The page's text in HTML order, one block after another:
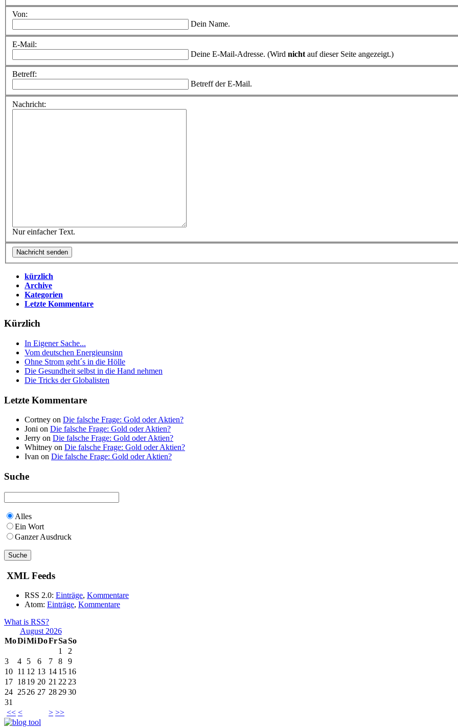
Von:
Dein Name.
E-Mail:
Deine E-Mail-Adresse. (Wird nicht auf dieser Seite angezeigt.)
Betreff:
Betreff der E-Mail.
Nachricht:
Nur einfacher Text.
kürzlich
Archive
Kategorien
Letzte Kommentare
Kürzlich
In Eigener Sache...
Vom deutschen Energieunsinn
Ohne Strom geht´s in die Hölle
Die Gesundheit selbst in die Hand nehmen
Die Tricks der Globalisten
Letzte Kommentare
Cortney on Die falsche Frage: Gold oder Aktien?
Joni on Die falsche Frage: Gold oder Aktien?
Jerry on Die falsche Frage: Gold oder Aktien?
Whitney on Die falsche Frage: Gold oder Aktien?
Ivan on Die falsche Frage: Gold oder Aktien?
Suche
Alles
Ein Wort
Ganzer Ausdruck
XML Feeds
RSS 2.0: Einträge, Kommentare
Atom: Einträge, Kommentare
What is RSS?
August 2026
MoDiMiDoFrSaSo
<< < > >>
1
2
3
4 5 6 7 8
9
10 11 12 13 14 15 16
17 1819 20 21 22 23
24 2526 27 28 2930
31